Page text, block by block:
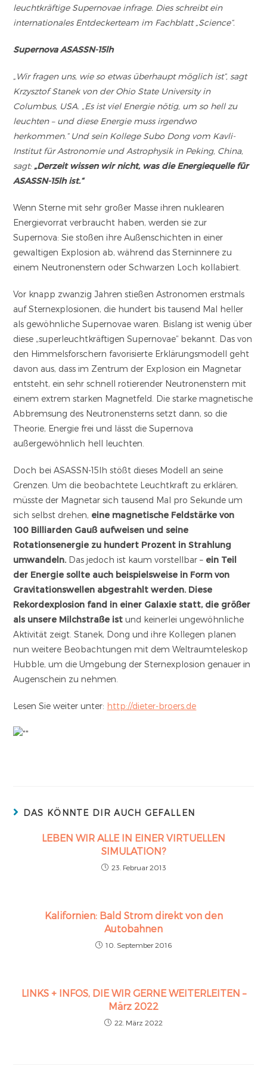
leuchtkräftige Supernovae infrage. Dies schreibt ein
internationales Entdeckerteam im Fachblatt „Science“.
Supernova ASASSN-15lh
„Wir fragen uns, wie so etwas überhaupt möglich ist“, sagt
Krzysztof Stanek von der Ohio State University in
Columbus, USA. „Es ist viel Energie nötig, um so hell zu
leuchten – und diese Energie muss irgendwo
herkommen.“ Und sein Kollege Subo Dong vom Kavli-
Institut für Astronomie und Astrophysik in Peking, China,
sagt: „Derzeit wissen wir nicht, was die Energiequelle für
ASASSN-15lh ist.“
Wenn Sterne mit sehr großer Masse ihren nuklearen
Energievorrat verbraucht haben, werden sie zur
Supernova: Sie stoßen ihre Außenschichten in einer
gewaltigen Explosion ab, während das Sterninnere zu
einem Neutronenstern oder Schwarzen Loch kollabiert.
Vor knapp zwanzig Jahren stießen Astronomen erstmals
auf Sternexplosionen, die hundert bis tausend Mal heller
als gewöhnliche Supernovae waren. Bislang ist wenig über
diese „superleuchtkräftigen Supernovae“ bekannt. Das von
den Himmelsforschern favorisierte Erklärungsmodell geht
davon aus, dass im Zentrum der Explosion ein Magnetar
entsteht, ein sehr schnell rotierender Neutronenstern mit
einem extrem starken Magnetfeld. Die starke magnetische
Abbremsung des Neutronensterns setzt dann, so die
Theorie, Energie frei und lässt die Supernova
außergewöhnlich hell leuchten.
Doch bei ASASSN-15lh stößt dieses Modell an seine
Grenzen. Um die beobachtete Leuchtkraft zu erklären,
müsste der Magnetar sich tausend Mal pro Sekunde um
sich selbst drehen, eine magnetische Feldstärke von
100 Billiarden Gauß aufweisen und seine
Rotationsenergie zu hundert Prozent in Strahlung
umwandeln. Das jedoch ist kaum vorstellbar – ein Teil
der Energie sollte auch beispielsweise in Form von
Gravitationswellen abgestrahlt werden. Diese
Rekordexplosion fand in einer Galaxie statt, die größer
als unsere Milchstraße istund keinerlei ungewöhnliche
Aktivität zeigt. Stanek, Dong und ihre Kollegen planen
nun weitere Beobachtungen mit dem Weltraumteleskop
Hubble, um die Umgebung der Sternexplosion genauer in
Augenschein zu nehmen.
Lesen Sie weiter unter: http://dieter-broers.de
DAS KÖNNTE DIR AUCH GEFALLEN
LEBEN WIR ALLE IN EINER VIRTUELLEN
SIMULATION?
23. Februar 2013
Kalifornien: Bald Strom direkt von den
Autobahnen
10. September 2016
LINKS + INFOS, DIE WIR GERNE WEITERLEITEN –
März 2022
22. März 2022